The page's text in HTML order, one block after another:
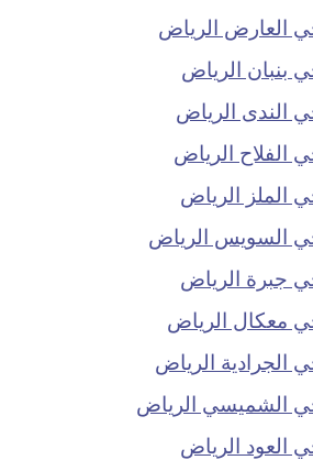
العارض الرياض
بنبان الرياض
الندى الرياض
الرياض
الملز الرياض
السويس الرياض
جبرة الرياض
معكال الرياض
الرياض
الشميسي الرياض
العود الرياض